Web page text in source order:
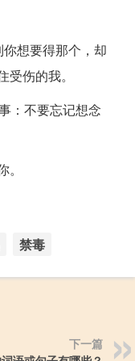
想要得那个，却
伤的我。
：不要忘记想念
禁毒
下一篇